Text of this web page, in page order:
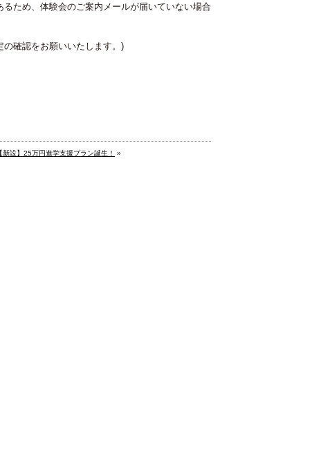
高等教育の修学支援新制度について
交通アクセス
業界の方へ（求人票）
卒業生の方へ
ため、体験会のご案内メールが届いていない場合
確認をお願いいたします。)
【新設】25万円進学支援プラン誕生！ »